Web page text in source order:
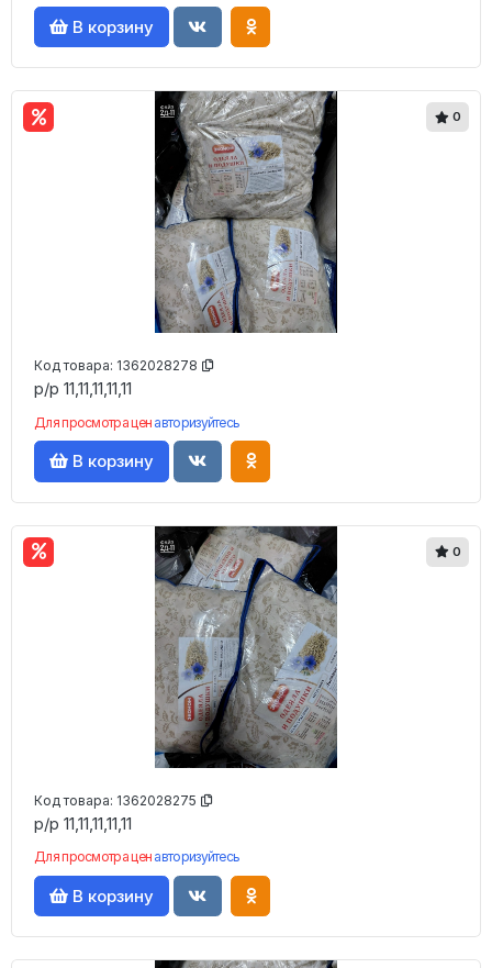
В корзину
0
Код товара: 1362028278
р/р 11,11,11,11,11
Для просмотра цен авторизуйтесь
В корзину
0
Код товара: 1362028275
р/р 11,11,11,11,11
Для просмотра цен авторизуйтесь
В корзину